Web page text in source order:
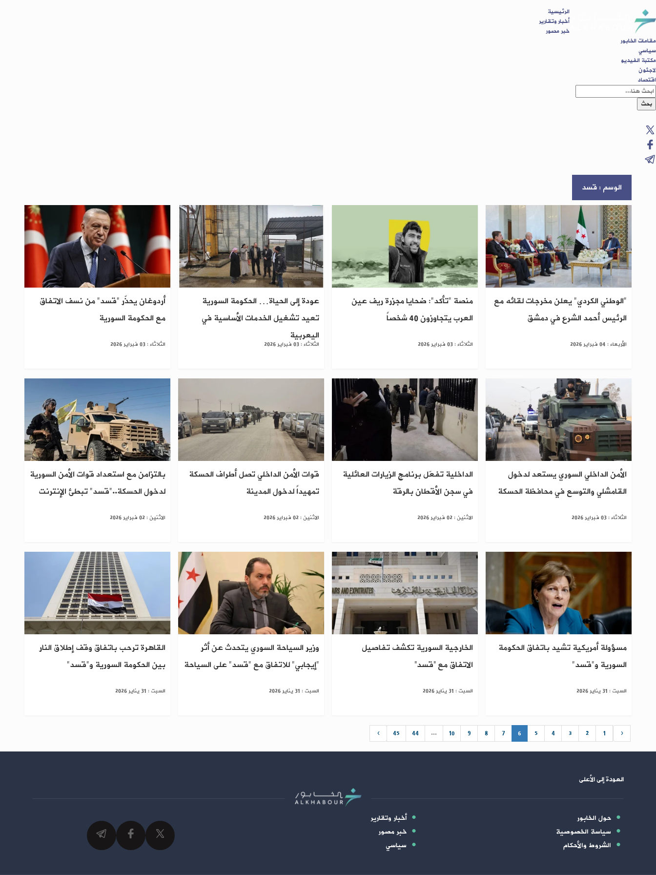
الرئيسية
أخبار وتقارير
خبر مصور
مقامات الخابور
سياسي
مكتبة الفيديو
لاجئون
اقتصاد
بحث
الوسم : قسد
"الوطني الكردي" يعلن مخرجات لقائه مع
الرئيس أحمد الشرع في دمشق
الأربعاء : 04 فبراير 2026
منصة "تأكد": ضحايا مجزرة ريف عين
العرب يتجاوزون 40 شخصاً
الثلاثاء : 03 فبراير 2026
عودة إلى الحياة… الحكومة السورية
تعيد تشغيل الخدمات الأساسية في
اليعربية
الثلاثاء : 03 فبراير 2026
أردوغان يحذّر "قسد" من نسف الاتفاق
مع الحكومة السورية
الثلاثاء : 03 فبراير 2026
الأمن الداخلي السوري يستعد لدخول
القامشلي والتوسع في محافظة الحسكة
الثلاثاء : 03 فبراير 2026
الداخلية تفعّل برنامج الزيارات العائلية
في سجن الأقطان بالرقة
الاثنين : 02 فبراير 2026
قوات الأمن الداخلي تصل أطراف الحسكة
تمهيداً لدخول المدينة
الاثنين : 02 فبراير 2026
بالتزامن مع استعداد قوات الأمن السورية
لدخول الحسكة.."قسد" تبطئ الإنترنت
الاثنين : 02 فبراير 2026
مسؤولة أمريكية تشيد باتفاق الحكومة
السورية و"قسد"
السبت : 31 يناير 2026
الخارجية السورية تكشف تفاصيل
الاتفاق مع “قسد”
السبت : 31 يناير 2026
وزير السياحة السوري يتحدث عن أثر
"إيجابي" للاتفاق مع "قسد" على السياحة
السبت : 31 يناير 2026
القاهرة ترحب باتفاق وقف إطلاق النار
بين الحكومة السورية و"قسد"
السبت : 31 يناير 2026
‹
1
2
3
4
5
6
7
8
9
10
...
44
45
›
العودة إلى الأعلى
حول الخابور
سياسة الخصوصية
الشروط والأحكام
أخبار وتقارير
خبر مصور
سياسي